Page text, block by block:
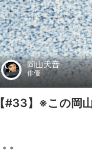
岡山天音
俳優
【#33】※この岡